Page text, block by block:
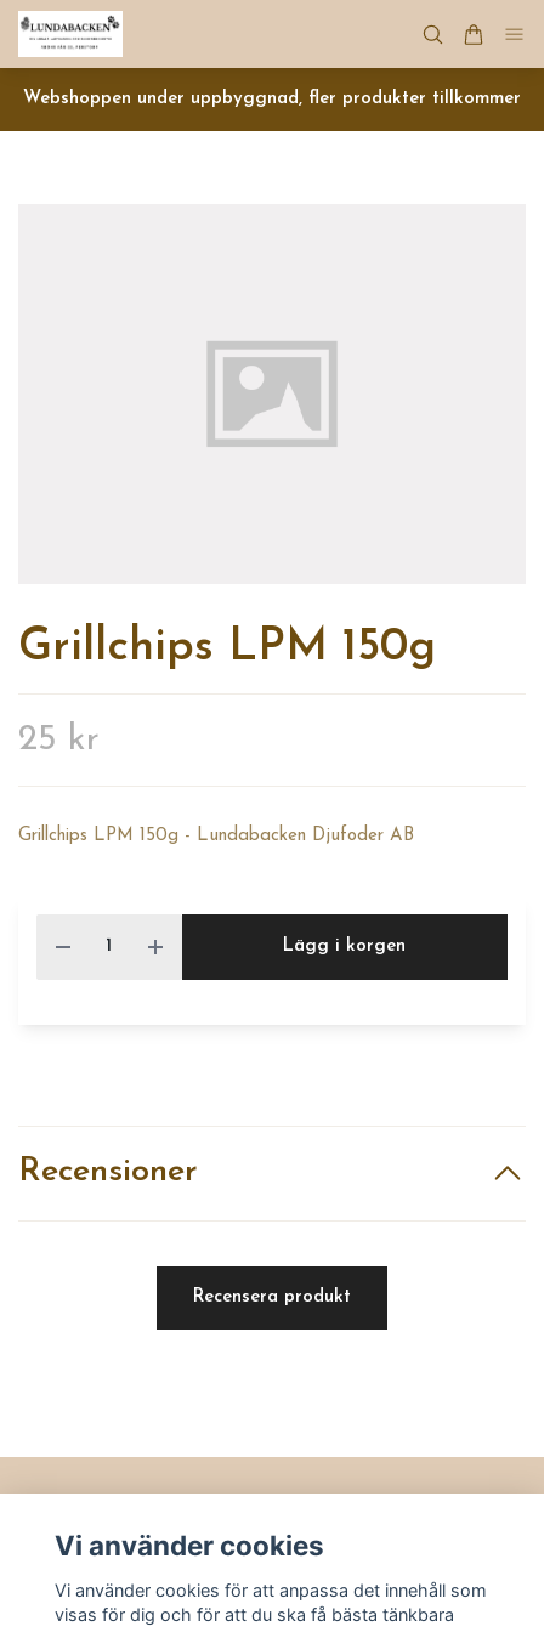
Webshoppen under uppbyggnad, fler produkter tillkommer
Grillchips LPM 150g
25 kr
Grillchips LPM 150g - Lundabacken Djufoder AB
Lägg i korgen
Recensioner
Recensera produkt
Köpvillkor
Kontakt
Utvalt
Vi använder cookies
Vi använder cookies för att anpassa det innehåll som
visas för dig och för att du ska få bästa tänkbara